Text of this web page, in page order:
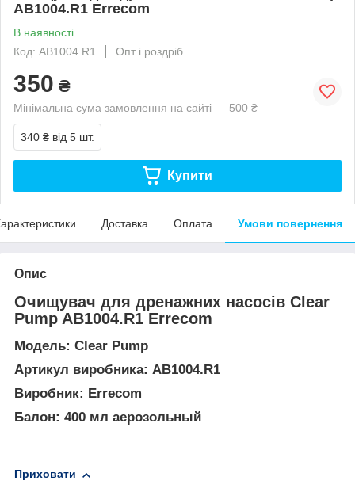
AB1004.R1 Errecom
В наявності
Код: AB1004.R1
Опт і роздріб
350 ₴
Мінімальна сума замовлення на сайті — 500 ₴
340 ₴ від 5 шт.
Купити
Доставка Оплата Умови повернення
Опис
Очищувач для дренажних насосів Clear
Pump AB1004.R1 Errecom
Модель: Clear Pump
Артикул виробника: AB1004.R1
Виробник: Errecom
Балон: 400 мл аерозольный
Приховати